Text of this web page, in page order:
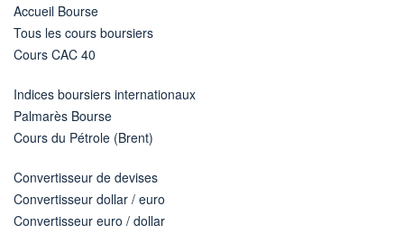
Accueil Bourse
Tous les cours boursiers
Cours CAC 40
Indices boursiers internationaux
Palmarès Bourse
Cours du Pétrole (Brent)
Convertisseur de devises
Convertisseur dollar / euro
Convertisseur euro / dollar